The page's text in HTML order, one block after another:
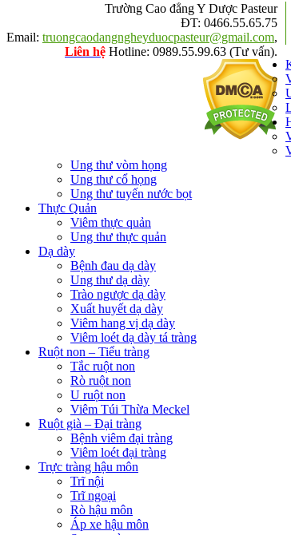
Trường Cao đẳng Y Dược Pasteur
ĐT: 0466.55.65.75
Email: truongcaodangngheyduocpasteur@gmail.com,
Liên hệ Hotline: 0989.55.99.63 (Tư vấn).
Ung thư vòm họng
Ung thư cổ họng
Ung thư tuyến nước bọt
Thực Quản
Viêm thực quản
Ung thư thực quản
Dạ dày
Bệnh đau dạ dày
Ung thư dạ dày
Trào ngược dạ dày
Xuất huyết dạ dày
Viêm hang vị dạ dày
Viêm loét dạ dày tá tràng
Ruột non – Tiểu tràng
Tắc ruột non
Rò ruột non
U ruột non
Viêm Túi Thừa Meckel
Ruột già – Đại tràng
Bệnh viêm đại tràng
Viêm loét đại tràng
Trực tràng hậu môn
Trĩ nội
Trĩ ngoại
Rò hậu môn
Áp xe hậu môn